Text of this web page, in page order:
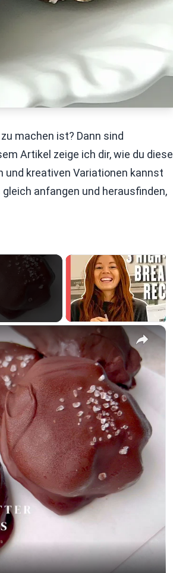
machen ist? Dann sind
Artikel zeige ich dir, wie du diese
kreativen Variationen kannst
anfangen und herausfinden,
×